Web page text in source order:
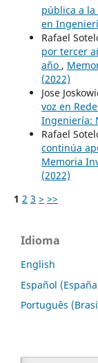
pública a
en
Rafael
por tercer
año ,
(2022)
Jose
voz en
Ingeniería:
Rafael
continúa
Memoria
(2022)
1 2 3 > >>
Idioma
English
Español
Português